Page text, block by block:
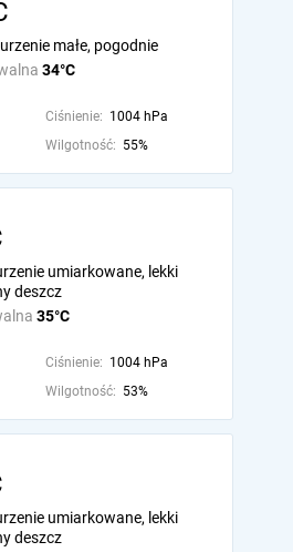
34°C
małe, pogodnie
Ciśnienie: 1004 hPa
Wilgotność: 55%
35°C
umiarkowane, lekki
deszcz
Ciśnienie: 1004 hPa
Wilgotność: 53%
umiarkowane, lekki
deszcz